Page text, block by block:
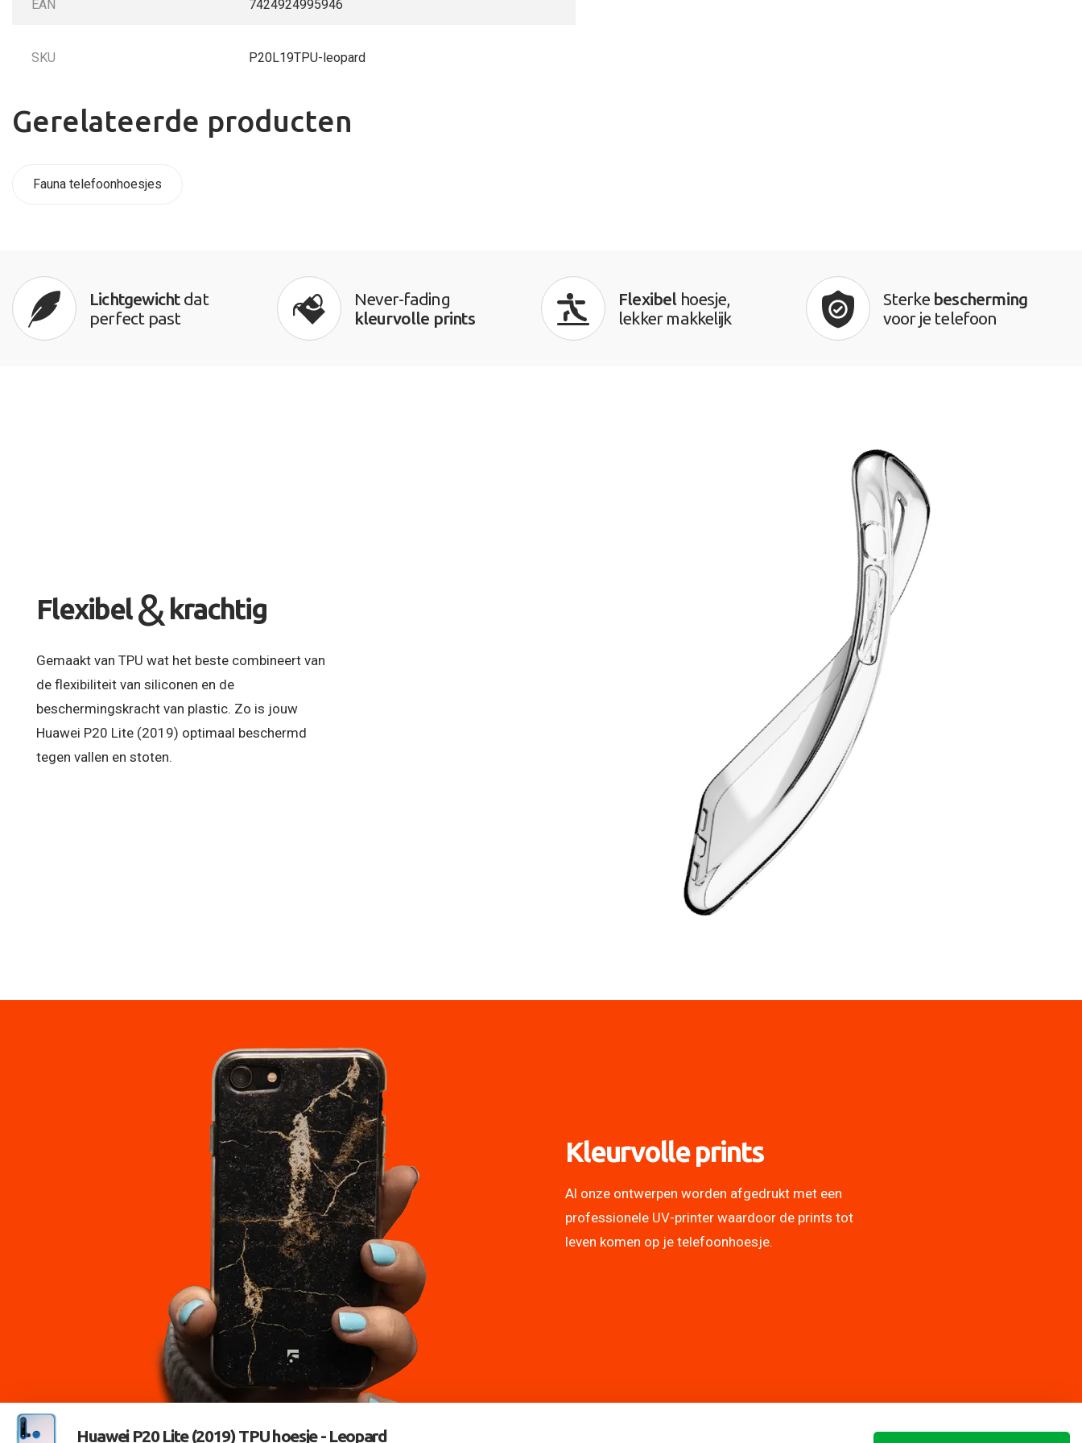
EAN 7424924995946
SKU P20L19TPU-leopard
Gerelateerde producten
Fauna telefoonhoesjes
Lichtgewichtdat
perfect past
Never-fading
kleurvolle prints
Flexibelhoesje,
lekker makkelijk
Sterke bescherming
voor je telefoon
Flexibel & krachtig
Gemaakt van TPU wat het beste combineert van
de flexibiliteit van siliconen en de
beschermingskracht van plastic. Zo is jouw
Huawei P20 Lite (2019) optimaal beschermd
tegen vallen en stoten.
Kleurvolle prints
Al onze ontwerpen worden afgedrukt met een
professionele UV-printer waardoor de prints tot
leven komen op je telefoonhoesje.
Huawei P20 Lite (2019) TPU hoesje -Leopard